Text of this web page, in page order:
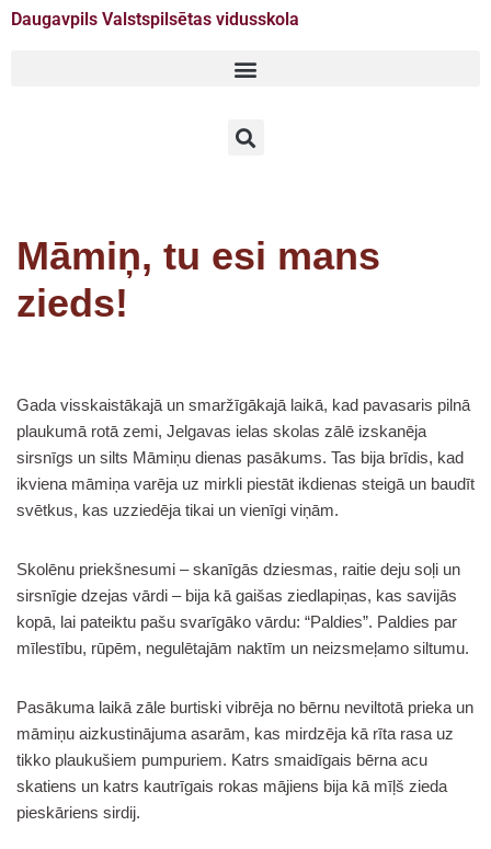
Daugavpils Valstspilsētas vidusskola
Māmiņ, tu esi mans
zieds!
Gada visskaistākajā un smaržīgākajā laikā, kad pavasaris pilnā
plaukumā rotā zemi, Jelgavas ielas skolas zālē izskanēja
sirsnīgs un silts Māmiņu dienas pasākums. Tas bija brīdis, kad
ikviena māmiņa varēja uz mirkli piestāt ikdienas steigā un baudīt
svētkus, kas uzziedēja tikai un vienīgi viņām.
Skolēnu priekšnesumi – skanīgās dziesmas, raitie deju soļi un
sirsnīgie dzejas vārdi – bija kā gaišas ziedlapiņas, kas savijās
kopā, lai pateiktu pašu svarīgāko vārdu: “Paldies”. Paldies par
mīlestību, rūpēm, negulētajām naktīm un neizsmeļamo siltumu.
Pasākuma laikā zāle burtiski vibrēja no bērnu neviltotā prieka un
māmiņu aizkustinājuma asarām, kas mirdzēja kā rīta rasa uz
tikko plaukušiem pumpuriem. Katrs smaidīgais bērna acu
skatiens un katrs kautrīgais rokas mājiens bija kā mīļš zieda
pieskāriens sirdij.